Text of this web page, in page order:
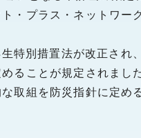
・プラス・ネットワー
特別措置法が改正され
ることが規定されまし
取組を防災指針に定め